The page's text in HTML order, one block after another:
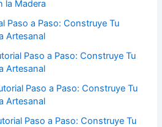
la Madera
Paso a Paso: Construye Tu
Artesanal
Paso a Paso: Construye Tu
Artesanal
Paso a Paso: Construye Tu
Artesanal
Paso a Paso: Construye Tu